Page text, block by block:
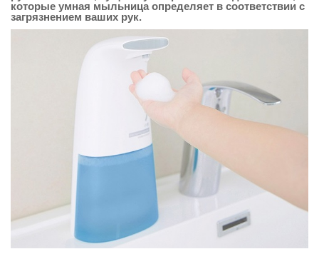
которые умная мыльница определяет в соответствии с
загрязнением ваших рук.